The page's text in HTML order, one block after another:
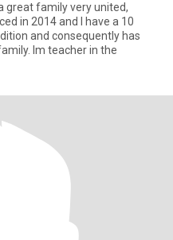
great family very united,
and consequently has
autism a and he is the king of the family. Im teacher in the